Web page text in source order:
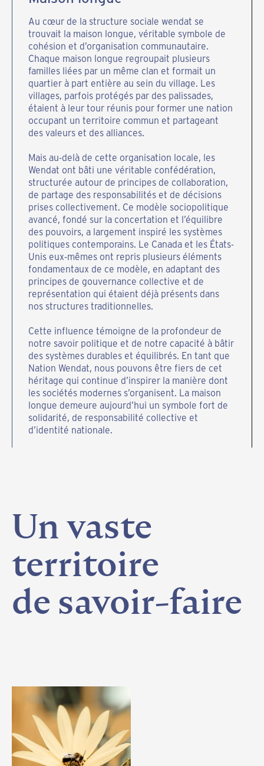
Au cœur de la structure sociale wendat se
trouvait la maison longue, véritable symbole de
cohésion et d’organisation communautaire.
Chaque maison longue regroupait plusieurs
familles liées par un même clan et formait un
quartier à part entière au sein du village. Les
villages, parfois protégés par des palissades,
étaient à leur tour réunis pour former une nation
occupant un territoire commun et partageant
des valeurs et des alliances.
Mais au-delà de cette organisation locale, les
Wendat ont bâti une véritable confédération,
structurée autour de principes de collaboration,
de partage des responsabilités et de décisions
prises collectivement. Ce modèle sociopolitique
avancé, fondé sur la concertation et l’équilibre
des pouvoirs, a largement inspiré les systèmes
politiques contemporains. Le Canada et les États-
Unis eux-mêmes ont repris plusieurs éléments
fondamentaux de ce modèle, en adaptant des
principes de gouvernance collective et de
représentation qui étaient déjà présents dans
nos structures traditionnelles.
Cette influence témoigne de la profondeur de
notre savoir politique et de notre capacité à bâtir
des systèmes durables et équilibrés. En tant que
Nation Wendat, nous pouvons être fiers de cet
héritage qui continue d’inspirer la manière dont
les sociétés modernes s’organisent. La maison
longue demeure aujourd’hui un symbole fort de
solidarité, de responsabilité collective et
d’identité nationale.
Unvaste
territoire
de savoir-faire